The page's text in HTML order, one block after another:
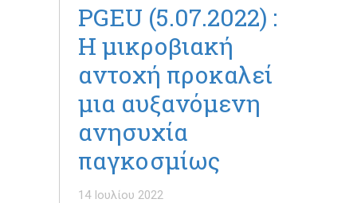
PGEU (5.07.2022) :
Η μικροβιακή
αντοχή προκαλεί
μια αυξανόμενη
ανησυχία
παγκοσμίως
14 Ιουλίου 2022